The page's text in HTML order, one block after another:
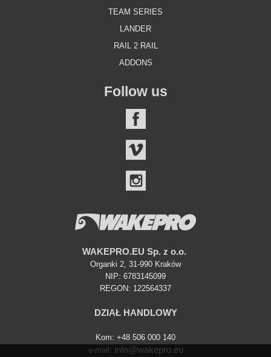
TEAM SERIES
LANDER
RAIL 2 RAIL
ADDONS
Follow us
WAKEPRO.EU Sp. z o.o.
Organki 2, 31-990 Kraków
NIP: 6783145099
REGON: 122564337
DZIAŁ HANDLOWY
Kom: +48 506 000 140
e-mail: info@wakepro.eu